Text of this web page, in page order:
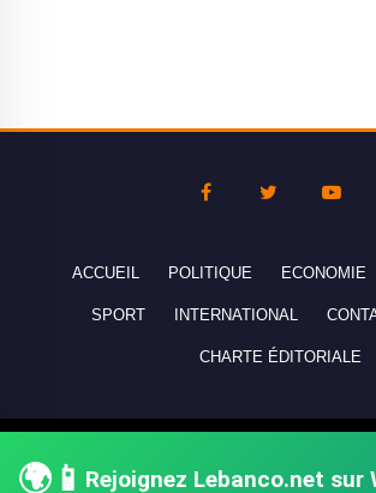
🌍📱 Rejoignez Lebanco.net sur
ACCUEIL POLITIQUE ECONOMIE
SPORT INTERNATIONAL
CHARTE ÉDITORIALE
réservés - All rights reserved.